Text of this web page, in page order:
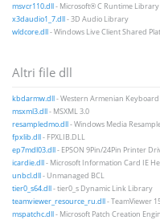
msvcr110.dll- Microsoft® C Runtime Library
x3daudio1_7.dll- 3D Audio Library
wldcore.dll- Windows Live Client Shared
Altri file dll
kbdarmw.dll- Western Armenian
msxml3.dll- MSXML 3.0
resampledmo.dll- Windows Media
fpxlib.dll- FPXLIB.DLL
ep7mdl03.dll- EPSON 9Pin/24Pin Printer
icardie.dll- Microsoft Information Card IE
unbcl.dll- Unmanaged BCL
tier0_s64.dll- tier0_s Dynamic Link Library
teamviewer_resource_ru.dll- TeamViewer
mspatchc.dll- Microsoft Patch Creation